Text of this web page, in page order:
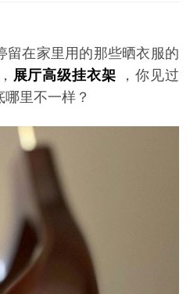
留在家里用的那些晒衣服的
展厅高级挂衣架
，你见过
里不一样？